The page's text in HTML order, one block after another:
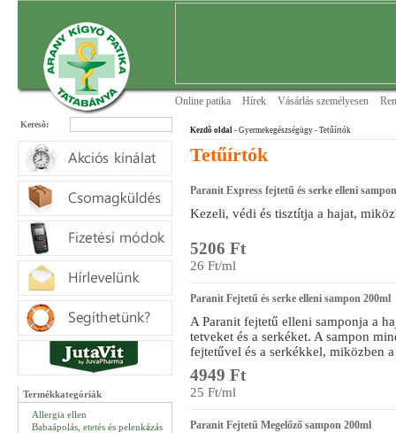
Online patika Hírek Vásárlás személyesen
Keresõ:
Termékkategóriák
Allergia ellen
Babaápolás, etetés és pelenkázás
Kezdõ oldal - Gyermekegészségügy - Tetűírtók
Tetűírtók
Paranit Express fejtetű és serke elleni
Kezeli, védi és tisztítja a hajat,
5206 Ft
26 Ft/ml
Paranit Fejtetű és serke elleni sampon 200ml
A Paranit fejtetű elleni samponja a
tetveket és a serkéket. A sampon
fejtetűvel és a serkékkel, miközben
4949 Ft
25 Ft/ml
Paranit Fejtetű Megelőző sampon 200ml